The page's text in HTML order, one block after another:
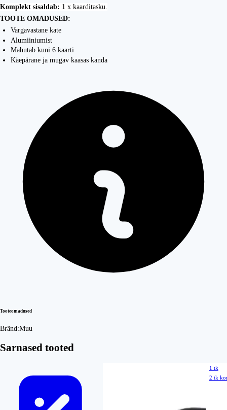
Komplekt sisaldab: 1 x kaarditasku.
TOOTE OMADUSED:
Vargavastane kate
Alumiiniumist
Mahutab kuni 6 kaarti
Käepärane ja mugav kaasas kanda
Tooteomadused
Bränd:Muu
Sarnased tooted
1 tk
2 tk